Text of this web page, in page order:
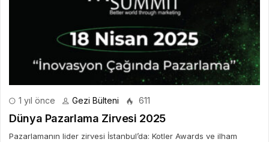
1 yıl önce Gezi Bülteni 611
Dünya Pazarlama Zirvesi 2025
Pazarlamanın lider zirvesi İstanbul’da: Kotler Awards ve ilham